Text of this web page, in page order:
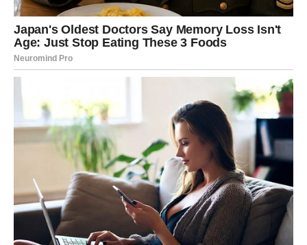
Iznenadni obrti u finansijama i karijeri
Poslednji dani marta donose i nagle promene na polju
materijalne sigurnosti. Lavovi mogu doživeti neočekivane
preokrete u vezi sa poslom, novcem ili planovima koje su
imali. Neki će se suočiti sa iznenadnim gubicima ili
promenama koje zahtevaju prilagođavanje, dok će drugi
dobiti prilike koje dolaze bez najave.
Ova energija nije stabilna, već dinamična i promenljiva.
Ona testira sposobnost Lavova da se nose sa
neizvesnošću i da pronađu unutrašnju snagu u trenucima
kada spoljašnje okolnosti deluju nepredvidivo.